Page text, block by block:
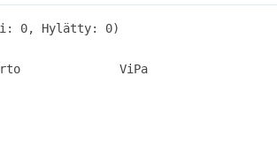
0, Hylätty: 0)